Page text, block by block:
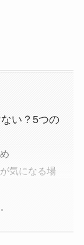
い？5つの
気になる場